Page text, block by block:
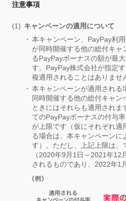
注意事項
キャンペーンの適用について
本キャンペーン、PayPay利
が同時開催する他の総付キャ
るPayPayボーナスの額が最
す。PayPay株式会社が指定
複適用されることはありませ
本キャンペーンが適用される
同時開催する他の総付キャン
ときにはそれらも適用され
てのPayPayボーナスの付与
が上限です（仮にそれぞれ適
る場合は、本キャンペーンに
す）。ただし、上記上限は、
（2020年9月1日～2021年12
されるものであり、2022年1